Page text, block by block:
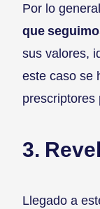
Por lo
que
sus valores,
este caso se
prescriptores
3.
Llegado a